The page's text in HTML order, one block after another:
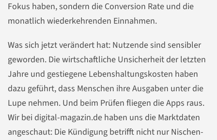
Fokus haben, sondern die Conversion Rate und die
monatlich wiederkehrenden Einnahmen.
Was sich jetzt verändert hat: Nutzende sind sensibler
geworden. Die wirtschaftliche Unsicherheit der letzten
Jahre und gestiegene Lebenshaltungskosten haben
dazu geführt, dass Menschen ihre Ausgaben unter die
Lupe nehmen. Und beim Prüfen fliegen die Apps raus.
Wir bei digital-magazin.de haben uns die Marktdaten
angeschaut: Die Kündigung betrifft nicht nur Nischen-